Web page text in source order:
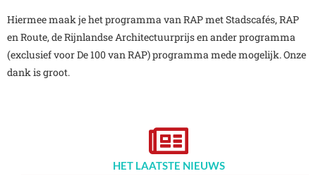
Hiermee maak je het programma van RAP met Stadscafés, RAP
en Route, de Rijnlandse Architectuurprijs en ander programma
(exclusief voor De 100 van RAP) programma mede mogelijk. Onze
dank is groot.
HET LAATSTE NIEUWS